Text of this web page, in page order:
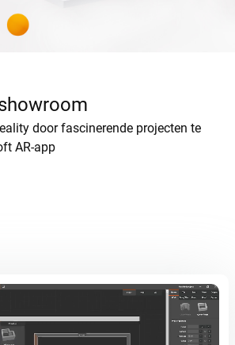
door fascinerende projecten te
AR-app